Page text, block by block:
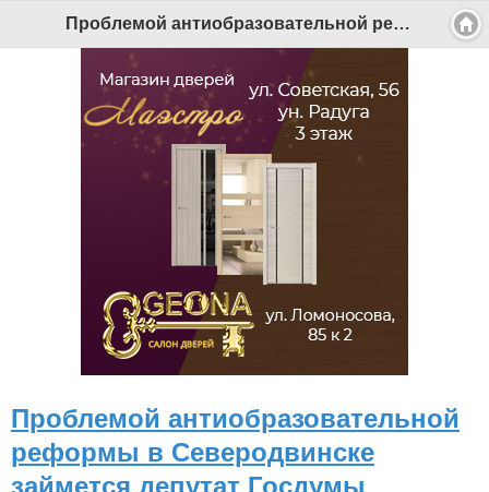
Проблемой антиобразовательной реформы в Северодвинске займется депутат Госдумы - Беломорканал Северодвинск tv29.ru
Проблемой антиобразовательной
реформы в Северодвинске